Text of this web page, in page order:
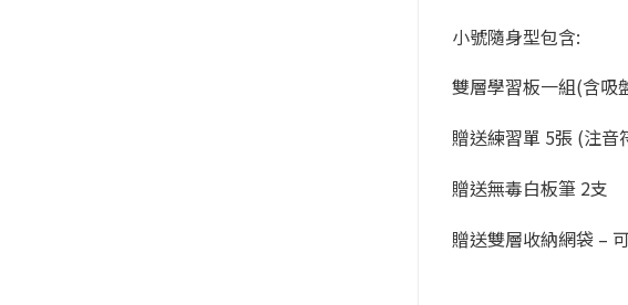
小號隨身型包含:
雙層學習板一組(含吸
贈送練習單 5張 (注
贈送無毒白板筆 2支
贈送雙層收納網袋 –